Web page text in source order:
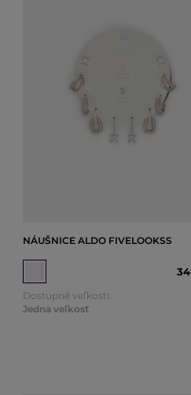
NÁUŠNICE ALDO FIVELOOKSS
34
Dostupné veľkosti:
Jedna veľkosť